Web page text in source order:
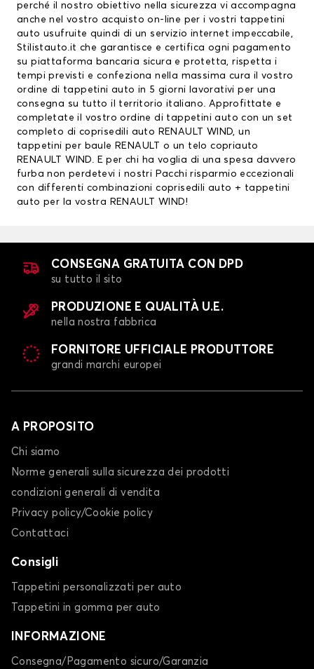
perché il nostro obiettivo nella sicurezza vi accompagna
anche nel vostro acquisto on-line per i vostri tappetini
auto usufruite quindi di un servizio internet impeccabile,
Stilistauto.it che garantisce e certifica ogni pagamento
su piattaforma bancaria sicura e protetta, rispetta i
tempi previsti e confeziona nella massima cura il vostro
ordine di tappetini auto in 5 giorni lavorativi per una
consegna su tutto il territorio italiano. Approfittate e
completate il vostro ordine di tappetini auto con un set
completo di coprisedili auto RENAULT WIND, un
tappetini per baule RENAULT
o un telo copriauto
RENAULT WIND. E per chi ha voglia di una spesa davvero
furba non perdetevi i nostri Pacchi risparmio eccezionali
con differenti combinazionicoprisedili auto + tappetini
auto per la vostra RENAULT WIND!
CONSEGNA GRATUITA CON DPD
su tutto il sito
PRODUZIONE E QUALITÀ U.E.
nella nostra fabbrica
FORNITORE UFFICIALE PRODUTTORE
grandi marchi europei
A PROPOSITO
Chi siamo
Norme generali sulla sicurezza dei prodotti
condizioni generali di vendita
Privacy policy/Cookie policy
Contattaci
Consigli
Tappetini personalizzati per auto
Tappetini in gomma per auto
INFORMAZIONE
Consegna/Pagamento sicuro/Garanzia